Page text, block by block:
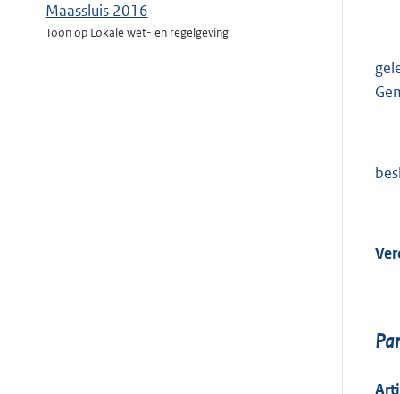
Maassluis 2016
Toon op Lokale wet- en regelgeving